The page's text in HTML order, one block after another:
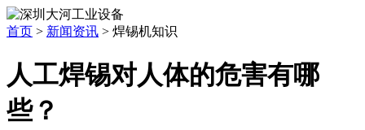
首页 > 新闻资讯 > 焊锡机知识
人工焊锡对人体的危害有哪
些？